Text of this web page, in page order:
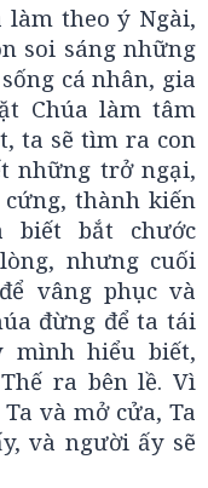
làm theo ý Ngài,
soi sáng những
cá nhân, gia
Chúa làm tâm
ta sẽ tìm ra con
những trở ngại,
thành kiến
biết bắt chước
nhưng cuối
vâng phục và
đừng để ta tái
mình hiểu biết,
ra bên lề. Vì
và mở cửa, Ta
và người ấy sẽ